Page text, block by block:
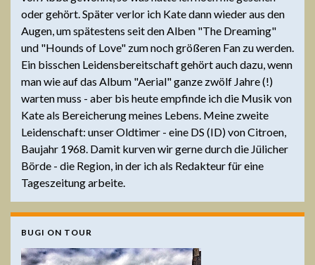
oder gehört. Später verlor ich Kate dann wieder aus den
Augen, um spätestens seit den Alben "The Dreaming"
und "Hounds of Love" zum noch größeren Fan zu werden.
Ein bisschen Leidensbereitschaft gehört auch dazu, wenn
man wie auf das Album "Aerial" ganze zwölf Jahre (!)
warten muss - aber bis heute empfinde ich die Musik von
Kate als Bereicherung meines Lebens. Meine zweite
Leidenschaft: unser Oldtimer - eine DS (ID) von Citroen,
Baujahr 1968. Damit kurven wir gerne durch die Jülicher
Börde - die Region, in der ich als Redakteur für eine
Tageszeitung arbeite.
BUGI ON TOUR